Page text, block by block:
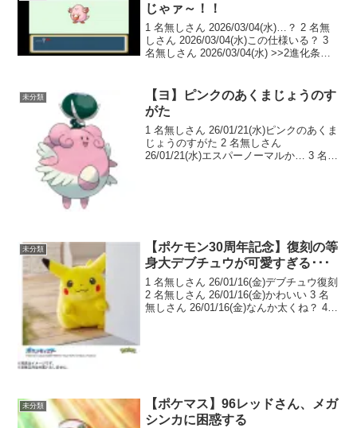
じゃァ～！！
1 名無しさん 2026/03/04(水)…？ 2 名無
しさん 2026/03/04(水)この仕様いる？ 3
名無しさん 2026/03/04(水) >>2進化条件
未分類
【ヨ】ピンクのあくまじょうのす
がた
1 名無しさん 26/01/21(水)ピンクのあくま
じょうのすがた 2 名無しさん
26/01/21(水)エスパーノーマルか… 3 名無
未分類
【ポケモン30周年記念】復刻の等
身大デブチュウが可愛すぎる･･･
1 名無しさん 26/01/16(金)デブチュウ復刻
2 名無しさん 26/01/16(金)かわいい 3 名
無しさん 26/01/16(金)なんか太くね？ 4
未分類
【ポケマス】96レッドさん、メガ
シンカに困惑する